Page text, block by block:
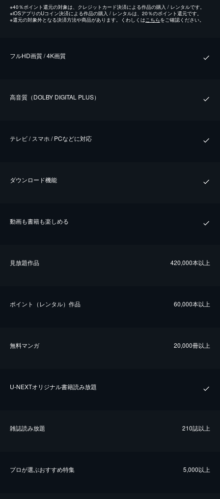
※40％ポイント還元の対象は、クレジットカード決済による作品の購入 / レンタルです。
※iOSアプリのUコイン決済による作品の購入 / レンタルは、20％のポイント還元です。
※還元の対象外となる決済方法や商品があります。くわしくはこちらをご確認ください。
フルHD画質 / 4K画質
⾼⾳質（DOLBY DIGITAL PLUS）
テレビ / スマホ / PCなどに対応
ダウンロード機能
動画も書籍も楽しめる
⾒放題作品 420,000本以上
ポイント（レンタル）作品 60,000本以上
無料マンガ 20,000冊以上
U-NEXTオリジナル書籍読み放題
雑誌読み放題 210誌以上
プロが選ぶおすすめ特集 5,000以上